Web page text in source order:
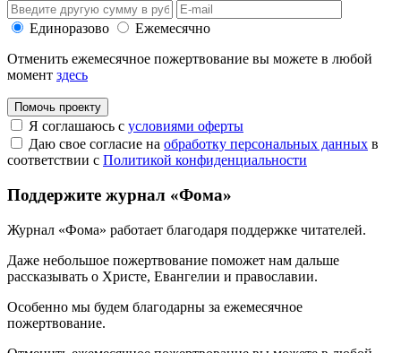
Единоразово
Ежемесячно
Отменить ежемесячное пожертвование вы можете в любой
момент здесь
Помочь проекту
Я соглашаюсь с условиями оферты
Даю свое согласие на обработку персональных данных в
соответствии с Политикой конфиденциальности
Поддержите журнал «Фома»
Журнал «Фома» работает благодаря поддержке читателей.
Даже небольшое пожертвование поможет нам дальше
рассказывать о Христе, Евангелии и православии.
Особенно мы будем благодарны за ежемесячное
пожертвование.